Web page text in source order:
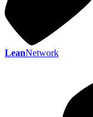
LeanNetwork